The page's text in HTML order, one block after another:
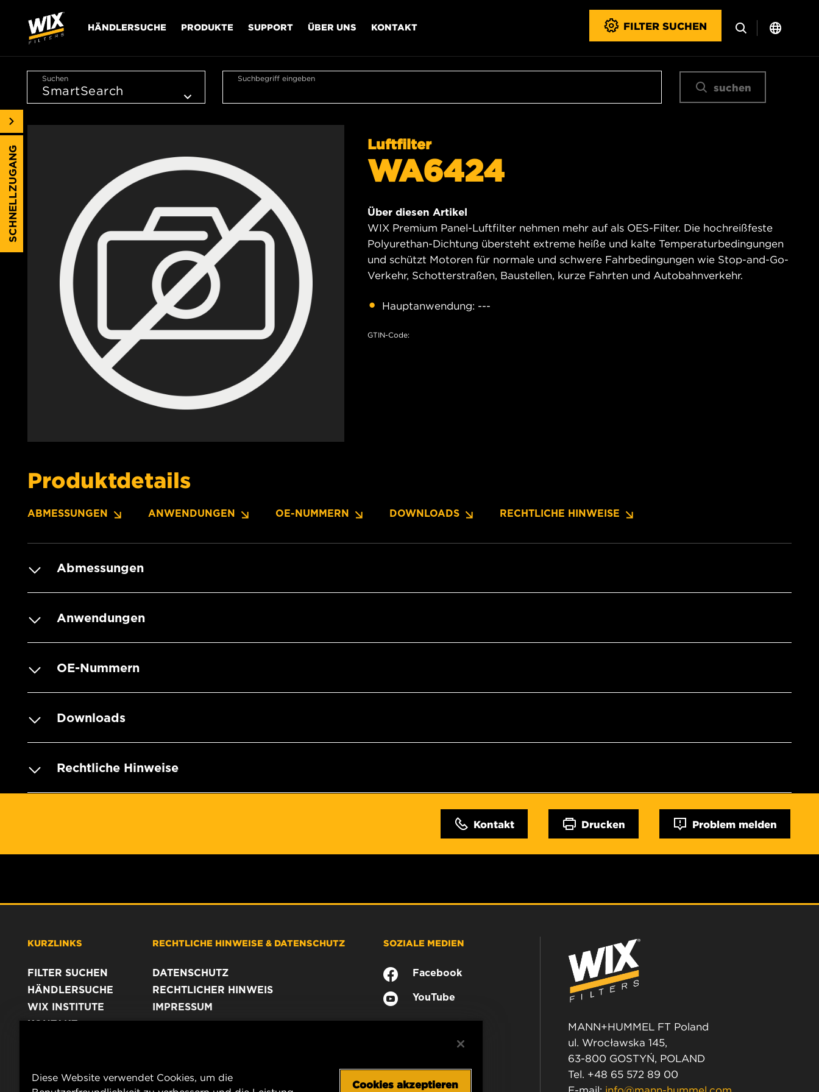
HÄNDLERSUCHE PRODUKTE SUPPORT ÜBER UNS KONTAKT FILTER SUCHEN
Suchen Suchbegriff eingeben
suchen
Luftfilter
WA6424
Über diesen Artikel
WIX Premium Panel-Luftfilter nehmen mehr auf als OES-Filter. Die hochreißfeste
Polyurethan-Dichtung übersteht extreme heiße und kalte Temperaturbedingungen
und schützt Motoren für normale und schwere Fahrbedingungen wie Stop-and-Go-
Verkehr, Schotterstraßen, Baustellen, kurze Fahrten und Autobahnverkehr.
Hauptanwendung: ---
GTIN-Code:
Produktdetails
ABMESSUNGEN ANWENDUNGEN OE-NUMMERN DOWNLOADS RECHTLICHE HINWEISE
Abmessungen
Anwendungen
OE-Nummern
Downloads
Rechtliche Hinweise
Kontakt Drucken Problem melden
SCHNELLZUGANG
KURZLINKS
FILTER SUCHEN
HÄNDLERSUCHE
WIX INSTITUTE
KONTAKT
RECHTLICHE HINWEISE & DATENSCHUTZ
DATENSCHUTZ
RECHTLICHER HINWEIS
IMPRESSUM
SOZIALE MEDIEN
Facebook
YouTube
MANN+HUMMEL FT Poland
ul. Wrocławska 145,
63-800 GOSTYŃ, POLAND
Tel. +48 65 572 89 00
Diese Website verwendet Cookies, um die
Cookies akzeptieren